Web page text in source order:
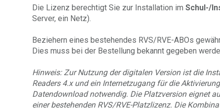
Die Lizenz berechtigt Sie zur Installation imSchul-/
Server, ein Netz).
Beziehern eines bestehendes RVS/RVE-ABOs
Dies muss bei der Bestellung bekannt gegeben
Hinweis: Zur Nutzung der digitalen Version ist die
Readers 4.x und ein Internetzugang für die
Datendownload notwendig. Die Platzversion eignet
einer bestehenden RVS/RVE-Platzlizenz. Die